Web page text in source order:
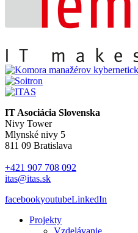
IT Asociácia Slovenska
Nivy Tower
Mlynské nivy 5
811 09 Bratislava
+421 907 708 092
itas@itas.sk
facebookyoutubeLinkedIn
Projekty
Vzdelávanie